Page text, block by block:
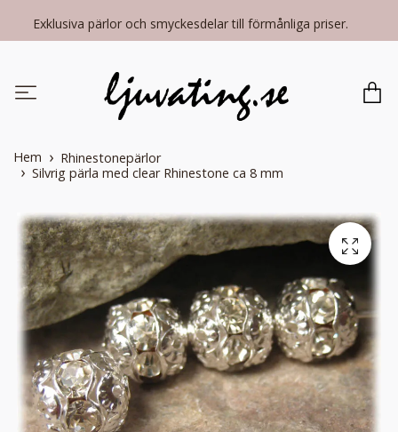
Exklusiva pärlor och smyckesdelar till förmånliga priser.
Hem
Rhinestonepärlor
Silvrig pärla med clear Rhinestone ca 8 mm